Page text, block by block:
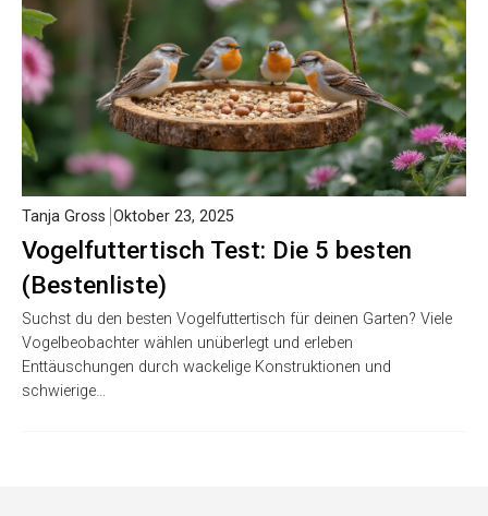
Vogelfuttertisch Test: Die 5 besten
(Bestenliste)
Tanja Gross Oktober 23, 2025
Suchst du den besten Vogelfuttertisch für deinen Garten? Viele
Vogelbeobachter wählen unüberlegt und erleben
Enttäuschungen durch wackelige Konstruktionen und
schwierige…